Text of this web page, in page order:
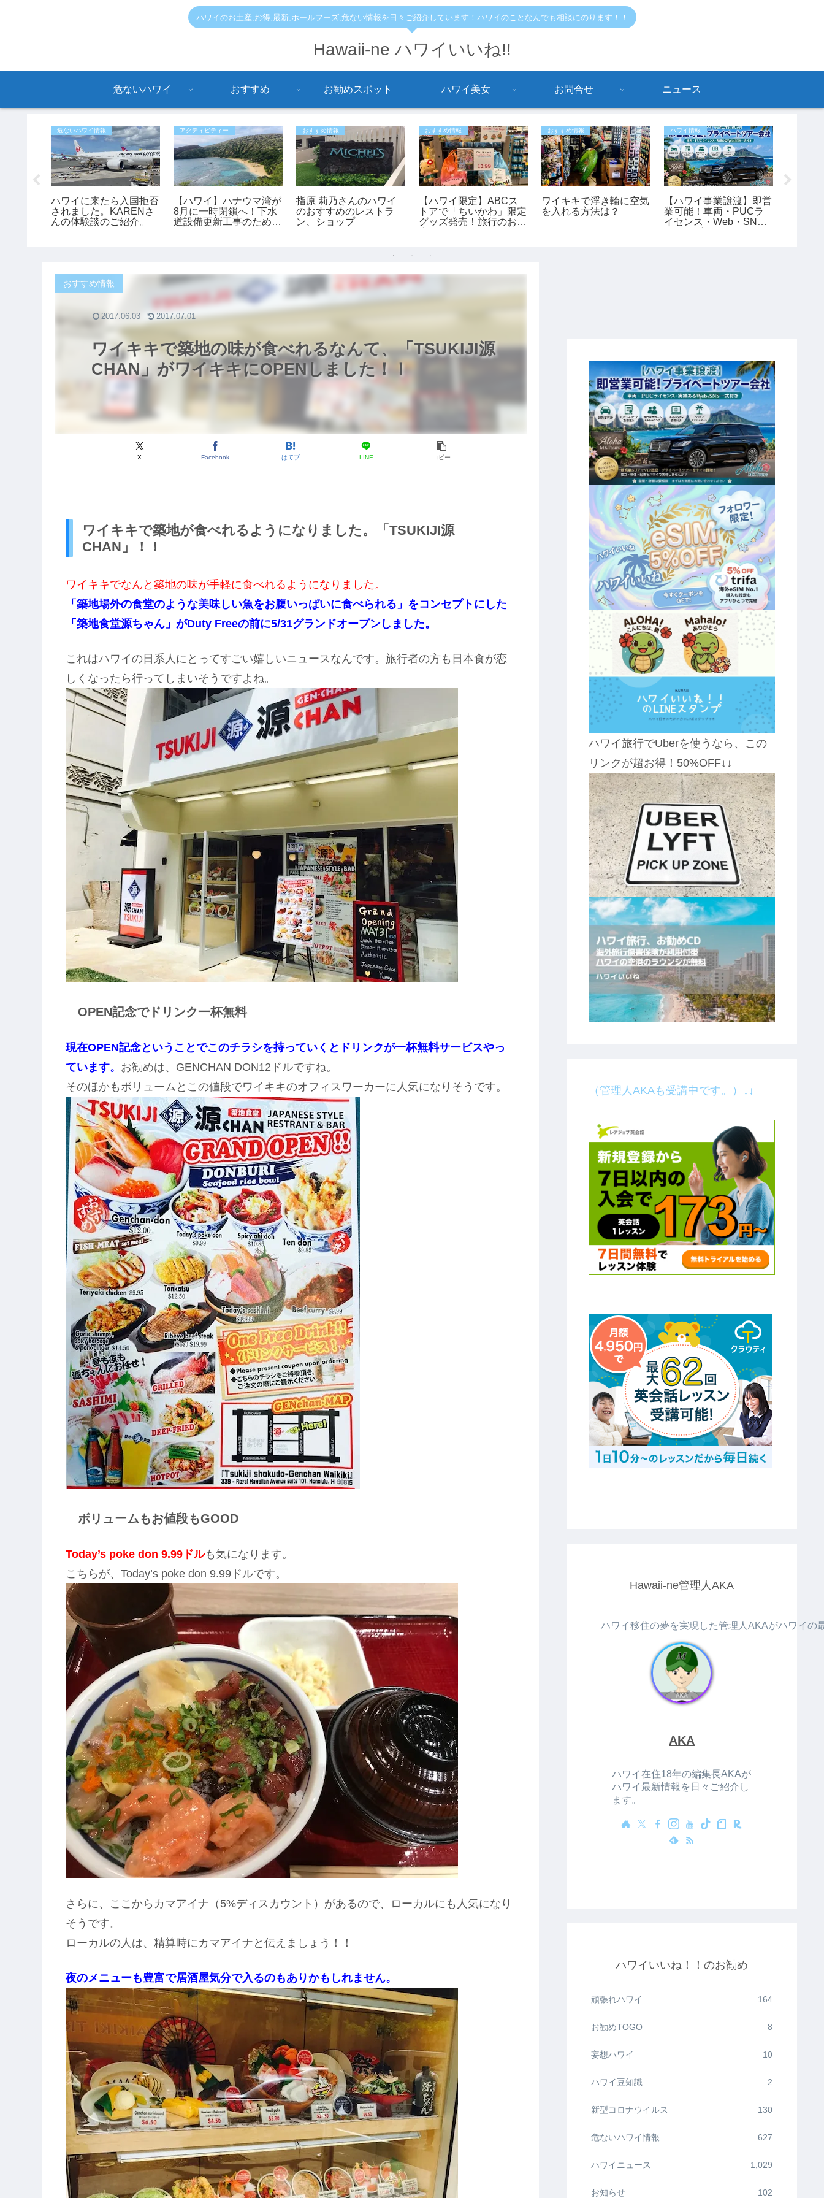
ハワイのお土産,お得,最新,ホールフーズ,危ない情報を日々ご紹介しています！ハワイのことなんでも相談にのります！！
Hawaii-ne ハワイいいね!!
危ないハワイ おすすめ お勧めスポット ハワイ美女 お問合せ ニュース
危ないハワイ情報
ハワイに来たら入国拒否
されました。KARENさ
んの体験談のご紹介。
アクティビティー
【ハワイ】ハナウマ湾が
8月に一時閉鎖へ！下水
道設備更新工事のため9
おすすめ情報
指原 莉乃さんのハワイ
のおすすめのレストラ
ン、ショップ
おすすめ情報
【ハワイ限定】ABCス
トアで「ちいかわ」限定
グッズ発売！旅行のお土
おすすめ情報
ワイキキで浮き輪に空気
を入れる方法は？
ハワイ情報
【ハワイ事業譲渡】即営
業可能！車両・PUCラ
イセンス・Web・SNS
ワイキキで築地の味が食べれるなんて、「TSUKIJI源
CHAN」がワイキキにOPENしました！！
おすすめ情報
X Facebook はてブ LINE コピー
2017.06.03 2017.07.01
ワイキキで築地が食べれるようになりました。「TSUKIJI源
CHAN」！！
ワイキキでなんと築地の味が手軽に食べれるようになりました。
「築地場外の食堂のような美味しい魚をお腹いっぱいに食べられる」をコンセプトにした
「築地食堂源ちゃん」がDuty Freeの前に5/31グランドオープンしました。
これはハワイの日系人にとってすごい嬉しいニュースなんです。旅行者の方も日本食が恋
しくなったら行ってしまいそうですよね。
OPEN記念でドリンク一杯無料
現在OPEN記念ということでこのチラシを持っていくとドリンクが一杯無料サービスやっ
ています。 お勧めは、GENCHAN DON12ドルですね。
そのほかもボリュームとこの値段でワイキキのオフィスワーカーに人気になりそうです。
ボリュームもお値段もGOOD
Today’s poke don 9.99ドルも気になります。
こちらが、Today’s poke don 9.99ドルです。
さらに、ここからカマアイナ（5%ディスカウント）があるので、ローカルにも人気になり
そうです。
ローカルの人は、精算時にカマアイナと伝えましょう！！
夜のメニューも豊富で居酒屋気分で入るのもありかもしれません。
ハワイ旅行でUberを使うなら、この
リンクが超お得！50%OFF↓↓
（管理人AKAも受講中です。）↓↓
Hawaii-ne管理人AKA
ハワイ移住の夢を実現した管理人AKAがハワイの
AKA
ハワイ在住18年の編集長AKAが
ハワイ最新情報を日々ご紹介し
ます。
ハワイいいね！！のお勧め
頑張れハワイ 164
お勧めTOGO 8
妄想ハワイ 10
ハワイ豆知識 2
新型コロナウイルス 130
危ないハワイ情報 627
ハワイニュース 1,029
お知らせ 102